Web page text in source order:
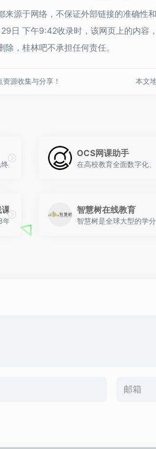
来源于网络，不保证外部链接的准确性
日 下午9:42收录时，该网页上的内容
，桂林吧不承担任何责任。
源收集与分享！ 本文
身学习体系建设新闻发布会举行，广东全民
OCS网课助手
在高校教育全面数字化
程学习平台
10月发起建立的慕课平台
智慧树在线教育
智慧树是全球大型的学